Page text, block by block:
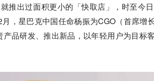
推出过面积更小的「快取店」，时至今
，星巴克中国任命杨振为CGO（首席增
产品研发、推出新品，以年轻用户为目标